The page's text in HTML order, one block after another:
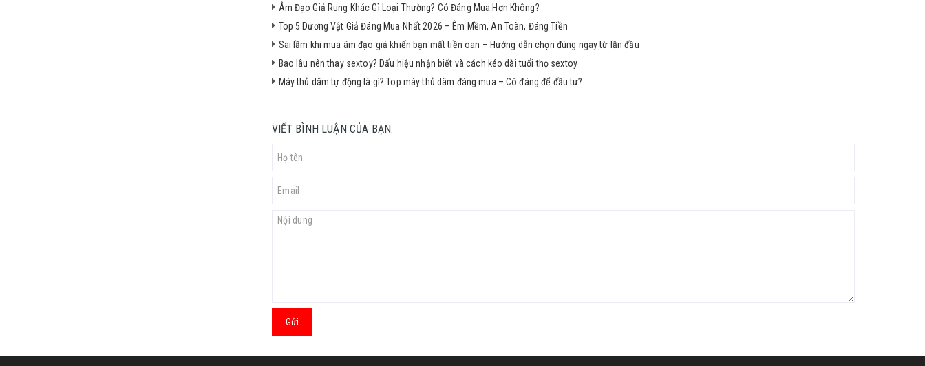
Âm Đạo Giả Rung Khác Gì Loại Thường? Có Đáng Mua Hơn Không?
Top 5 Dương Vật Giả Đáng Mua Nhất 2026 – Êm Mềm, An Toàn, Đáng Tiền
Sai lầm khi mua âm đạo giả khiến bạn mất tiền oan – Hướng dẫn chọn đúng ngay từ lần đầu
Bao lâu nên thay sextoy? Dấu hiệu nhận biết và cách kéo dài tuổi thọ sextoy
Máy thủ dâm tự động là gì? Top máy thủ dâm đáng mua – Có đáng để đầu tư?
VIẾT BÌNH LUẬN CỦA BẠN:
Gửi